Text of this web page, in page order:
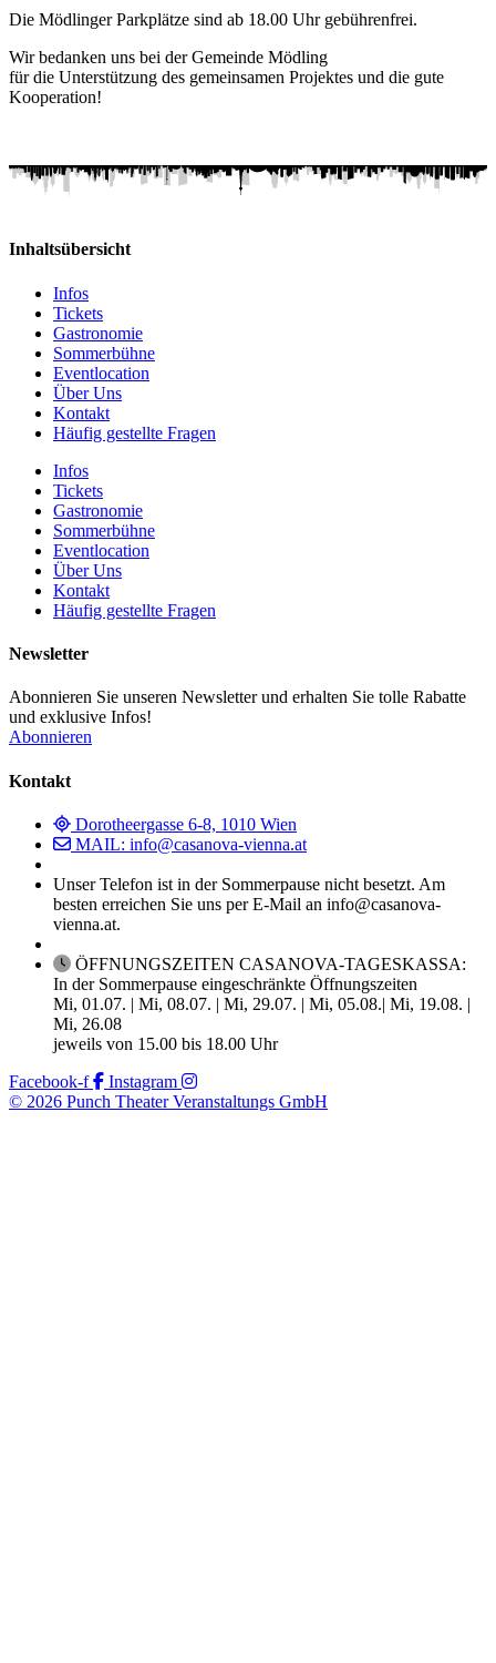
Die Mödlinger Parkplätze sind ab 18.00 Uhr gebührenfrei.
Wir bedanken uns bei der Gemeinde Mödling
für die Unterstützung des gemeinsamen Projektes und die gute
Kooperation!
Inhaltsübersicht
Infos
Tickets
Gastronomie
Sommerbühne
Eventlocation
Über Uns
Kontakt
Häufig gestellte Fragen
Infos
Tickets
Gastronomie
Sommerbühne
Eventlocation
Über Uns
Kontakt
Häufig gestellte Fragen
Newsletter
Abonnieren Sie unseren Newsletter und erhalten Sie tolle Rabatte
und exklusive Infos!
Abonnieren
Kontakt
Dorotheergasse 6-8, 1010 Wien
MAIL: info@casanova-vienna.at
Unser Telefon ist in der Sommerpause nicht besetzt. Am
besten erreichen Sie uns per E-Mail an info@casanova-
vienna.at.
ÖFFNUNGSZEITEN CASANOVA-TAGESKASSA:
In der Sommerpause eingeschränkte Öffnungszeiten
Mi, 01.07. | Mi, 08.07. | Mi, 29.07. | Mi, 05.08.| Mi, 19.08. |
Mi, 26.08
jeweils von 15.00 bis 18.00 Uhr
Facebook-f
Instagram
© 2026 Punch Theater Veranstaltungs GmbH